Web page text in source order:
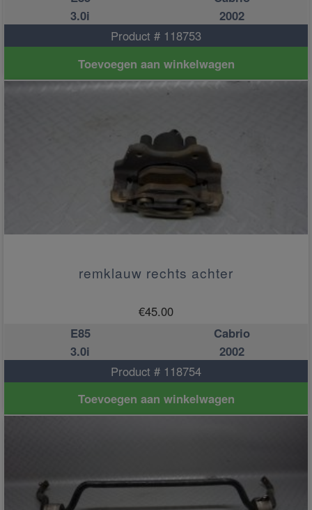
3.0i
2002
Product # 118753
Toevoegen aan winkelwagen
remklauw rechts achter
€45.00
E85
Cabrio
3.0i
2002
Product # 118754
Toevoegen aan winkelwagen